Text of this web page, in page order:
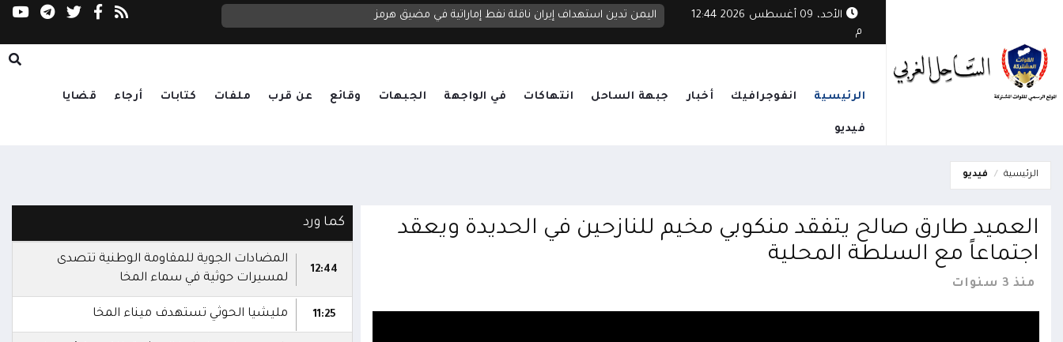
الأحد، 09 أغسطس 2026 12:44
م
ترفع الجاهزية وتعزز الجبهات لمواجهة التصعيد الحوثي اليمن تدين استهداف إيران ناقلة نفط إماراتية في مضيق هرمز
الرئيسية انفوجرافيك أخبار جبهة الساحل انتهاكات في الواجهة الجبهات وقائع عن قرب ملفات كتابات أرجاء قضايا
فيديو
الرئيسية فيديو
العميد طارق صالح يتفقد منكوبي مخيم للنازحين في الحديدة ويعقد
اجتماعاً مع السلطة المحلية
منذ 3 سنوات
كما ورد
12:44
ال️مضادات الجوية للمقاومة الوطنية تتصدى
لمسيرات حوثية في سماء المخا
11:25 مليشيا الحوثي تستهدف ميناء المخا